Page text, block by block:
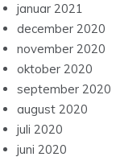
januar 2021
december 2020
november 2020
oktober 2020
september 2020
august 2020
juli 2020
juni 2020